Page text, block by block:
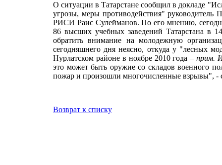
О ситуации в Татарстане сообщил в докладе
угрозы, меры противодействия" руководитель
РИСИ Раис Сулейманов. По его мнению, сегодня
86 высших учебных заведений Татарстана в
обратить внимание на молодежную
сегодняшнего дня неясно, откуда у "лесных
Нурлатском районе в ноябре 2010 года – прим.
это может быть оружие со складов военного
пожар и произошли многочисленные взрывы", -
Возврат к списку